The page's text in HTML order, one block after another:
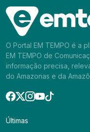
O Portal EM TEMPO é a
EM TEMPO de
informação precisa,
do Amazonas e da
Últimas